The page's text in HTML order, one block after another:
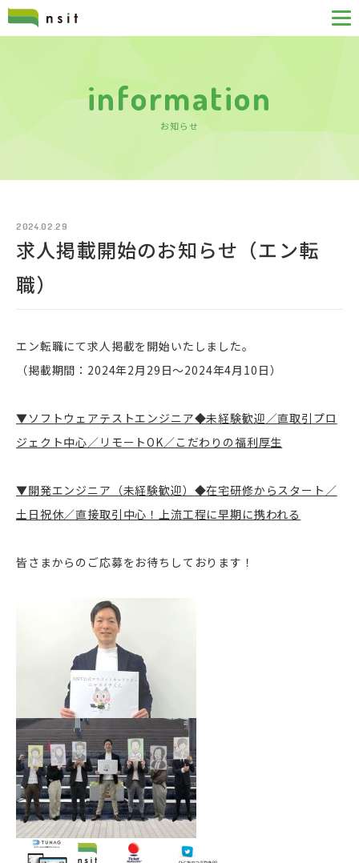
information
お知らせ
2024.02.29
求人掲載開始のお知らせ（エン転
職）
エン転職にて求人掲載を開始いたしました。
（掲載期間：2024年2月29日～2024年4月10日）
▼ソフトウェアテストエンジニア◆未経験歓迎／直取引プロ
ジェクト中心／リモートOK／こだわりの福利厚生
▼開発エンジニア（未経験歓迎） ◆在宅研修からスタート／
土日祝休／直接取引中心！上流工程に早期に携われる
皆さまからのご応募をお待ちしております！